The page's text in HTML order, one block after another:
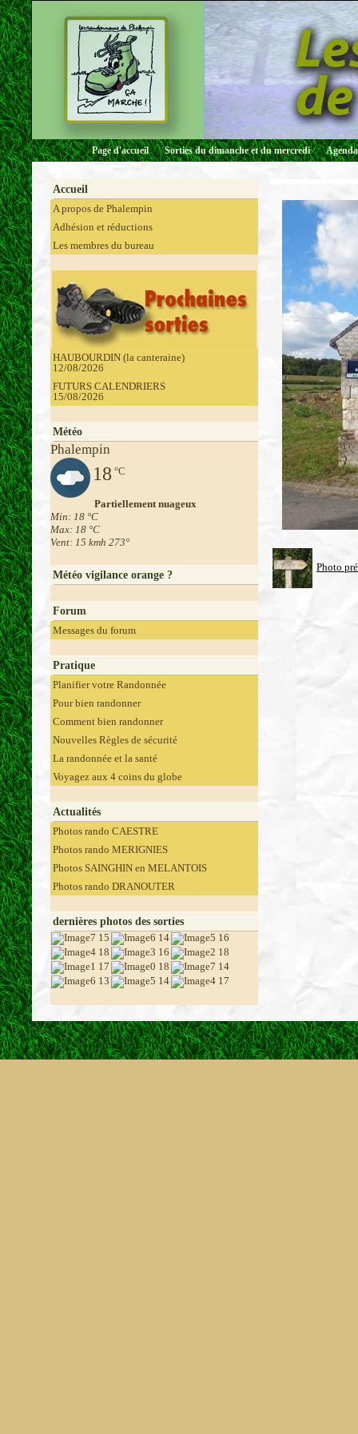
Page d'accueil Sorties du dimanche et du mercredi
Accueil
A propos de Phalempin
Adhésion et réductions
Les membres du bureau
HAUBOURDIN (la canteraine)
12/08/2026
FUTURS CALENDRIERS
15/08/2026
Météo
Phalempin
18 °C
Partiellement nuageux
Min: 18 °C
Max: 18 °C
Vent: 15 kmh 273°
Météo vigilance orange ?
Forum
Messages du forum
Pratique
Planifier votre Randonnée
Pour bien randonner
Comment bien randonner
Nouvelles Règles de sécurité
La randonnée et la santé
Voyagez aux 4 coins du globe
Actualités
Photos rando CAESTRE
Photos rando MERIGNIES
Photos SAINGHIN en MELANTOIS
Photos rando DRANOUTER
dernières photos des sorties
Photo